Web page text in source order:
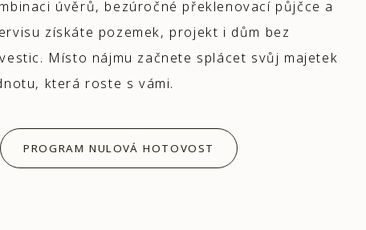
úvěrů, bezúročné překlenovací půjčce a
získáte pozemek, projekt i dům bez
Místo nájmu začnete splácet svůj majetek
která roste s vámi.
PROGRAM NULOVÁ HOTOVOST